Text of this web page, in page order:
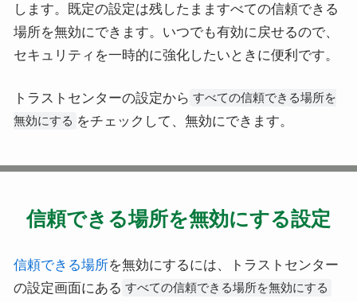
します。既定の設定は残したまますべての信頼できる
場所を無効にできます。いつでも有効に戻せるので、
セキュリティを一時的に強化したいときに便利です。
トラストセンターの設定から すべての信頼できる場所を
無効にする をチェックして、無効にできます。
信頼できる場所を無効にする設定
信頼できる場所を無効にするには、トラストセンター
の設定画面にある すべての信頼できる場所を無効にする